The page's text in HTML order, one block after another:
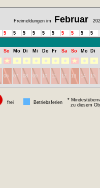
Freimeldungen im Februar
5 5 5 5 5 5 5 5 5 5
So Mo Di Mi Do Fr Sa So Mo Di
06 07 08 09 10 11 12 13 14 15
frei Betriebsferien
*
zu diesem